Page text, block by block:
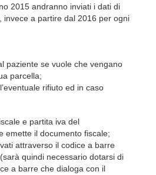
2015 andranno inviati i dati di
invece a partire dal 2016 per ogni
paziente se vuole che vengano
parcella;
rifiuto ed in caso
e partita iva del
emette il documento fiscale;
attraverso il codice a barre
quindi necessario dotarsi di
a barre che dialoga con il